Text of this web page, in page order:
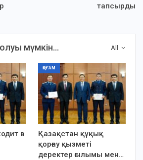
тапсырды
All
мүмкін...
в
ҚОҒАМ
Қазақстан құқық
қорғау қызметі
деректер ғылымы мен…